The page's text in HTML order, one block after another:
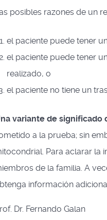
posibles razones de un
el paciente puede tener
el paciente puede tener
realizado, o
el paciente no tiene un
variante de significado
a la prueba; sin
Para aclarar la
de la familia. A
información
Dr. Fernando Galan